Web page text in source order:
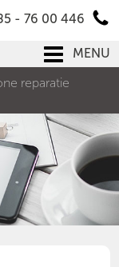
- 76 00 446
MENU
reparatie